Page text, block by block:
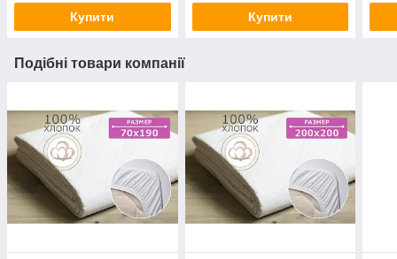
Купити Купити
Подібні товари компанії